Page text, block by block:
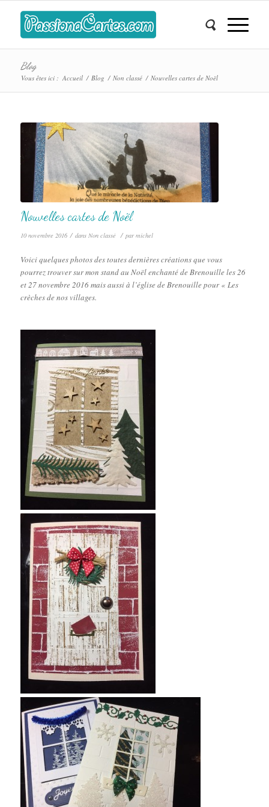
Blog
Vous êtes ici : Accueil / Blog / Non classé / Nouvelles cartes de Noël
Nouvelles cartes de Noël
10 novembre 2016 / dans Non classé / parmichel
Voici quelques photos des toutes dernières créations que vous
pourrez trouver sur mon stand au Noël enchanté de Brenouille les 26
et 27 novembre 2016 mais aussi à l’église de Brenouille pour « Les
crèches de nos villages.